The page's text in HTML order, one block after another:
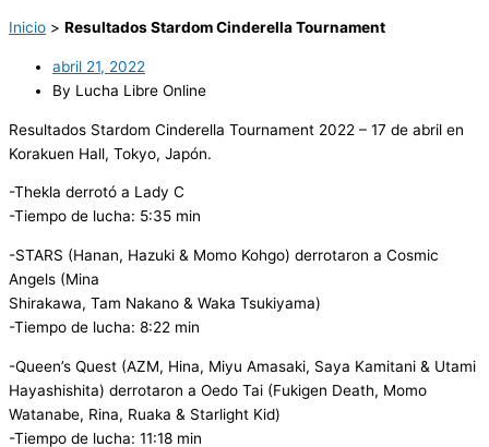
Inicio > Resultados Stardom Cinderella Tournament
abril 21, 2022
By Lucha Libre Online
Resultados Stardom Cinderella Tournament 2022 – 17 de abril en
Korakuen Hall, Tokyo, Japón.
-Thekla derrotó a Lady C
-Tiempo de lucha: 5:35 min
-STARS (Hanan, Hazuki & Momo Kohgo) derrotaron a Cosmic
Angels (Mina
Shirakawa, Tam Nakano & Waka Tsukiyama)
-Tiempo de lucha: 8:22 min
-Queen’s Quest (AZM, Hina, Miyu Amasaki, Saya Kamitani & Utami
Hayashishita) derrotaron a Oedo Tai (Fukigen Death, Momo
Watanabe, Rina, Ruaka & Starlight Kid)
-Tiempo de lucha: 11:18 min